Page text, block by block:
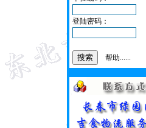
登陆密码：
帮助......